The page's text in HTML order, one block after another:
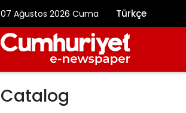
07 Ağustos 2026 Cuma Türkçe
Catalog